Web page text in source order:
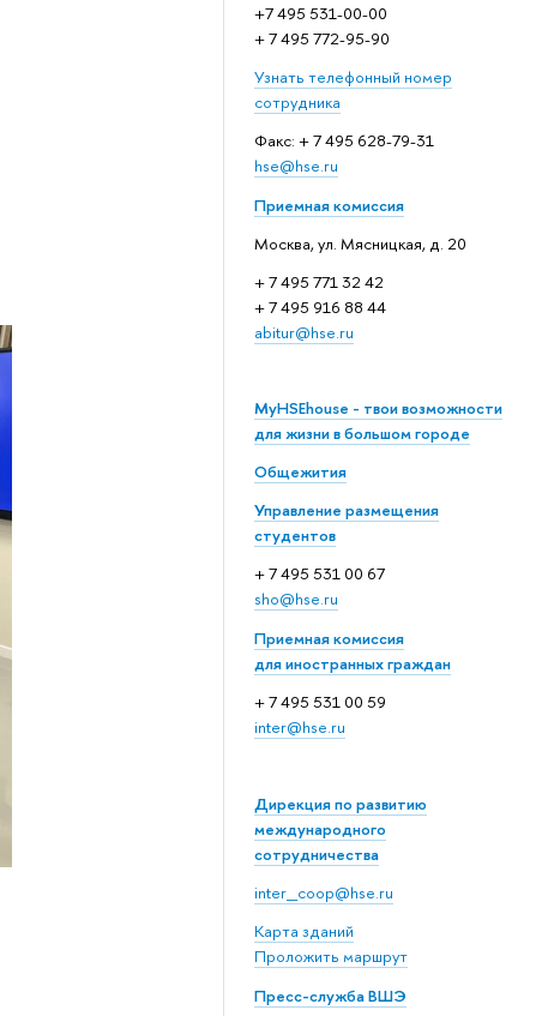
+7 495 531-00-00
+ 7 495 772-95-90
Узнать телефонный номер
сотрудника
Факс: + 7 495 628-79-31
hse@hse.ru
Приемная комиссия
Москва, ул. Мясницкая, д. 20
+ 7 495 771 32 42
+ 7 495 916 88 44
abitur@hse.ru
MyHSEhouse - твои возможности
для жизни в большом городе
Общежития
Управление размещения
студентов
+ 7 495 531 00 67
sho@hse.ru
Приемная комиссия
для иностранных граждан
+ 7 495 531 00 59
inter@hse.ru
Дирекция по развитию
международного
сотрудничества
inter_coop@hse.ru
Карта зданий
Проложить маршрут
Пресс-служба ВШЭ